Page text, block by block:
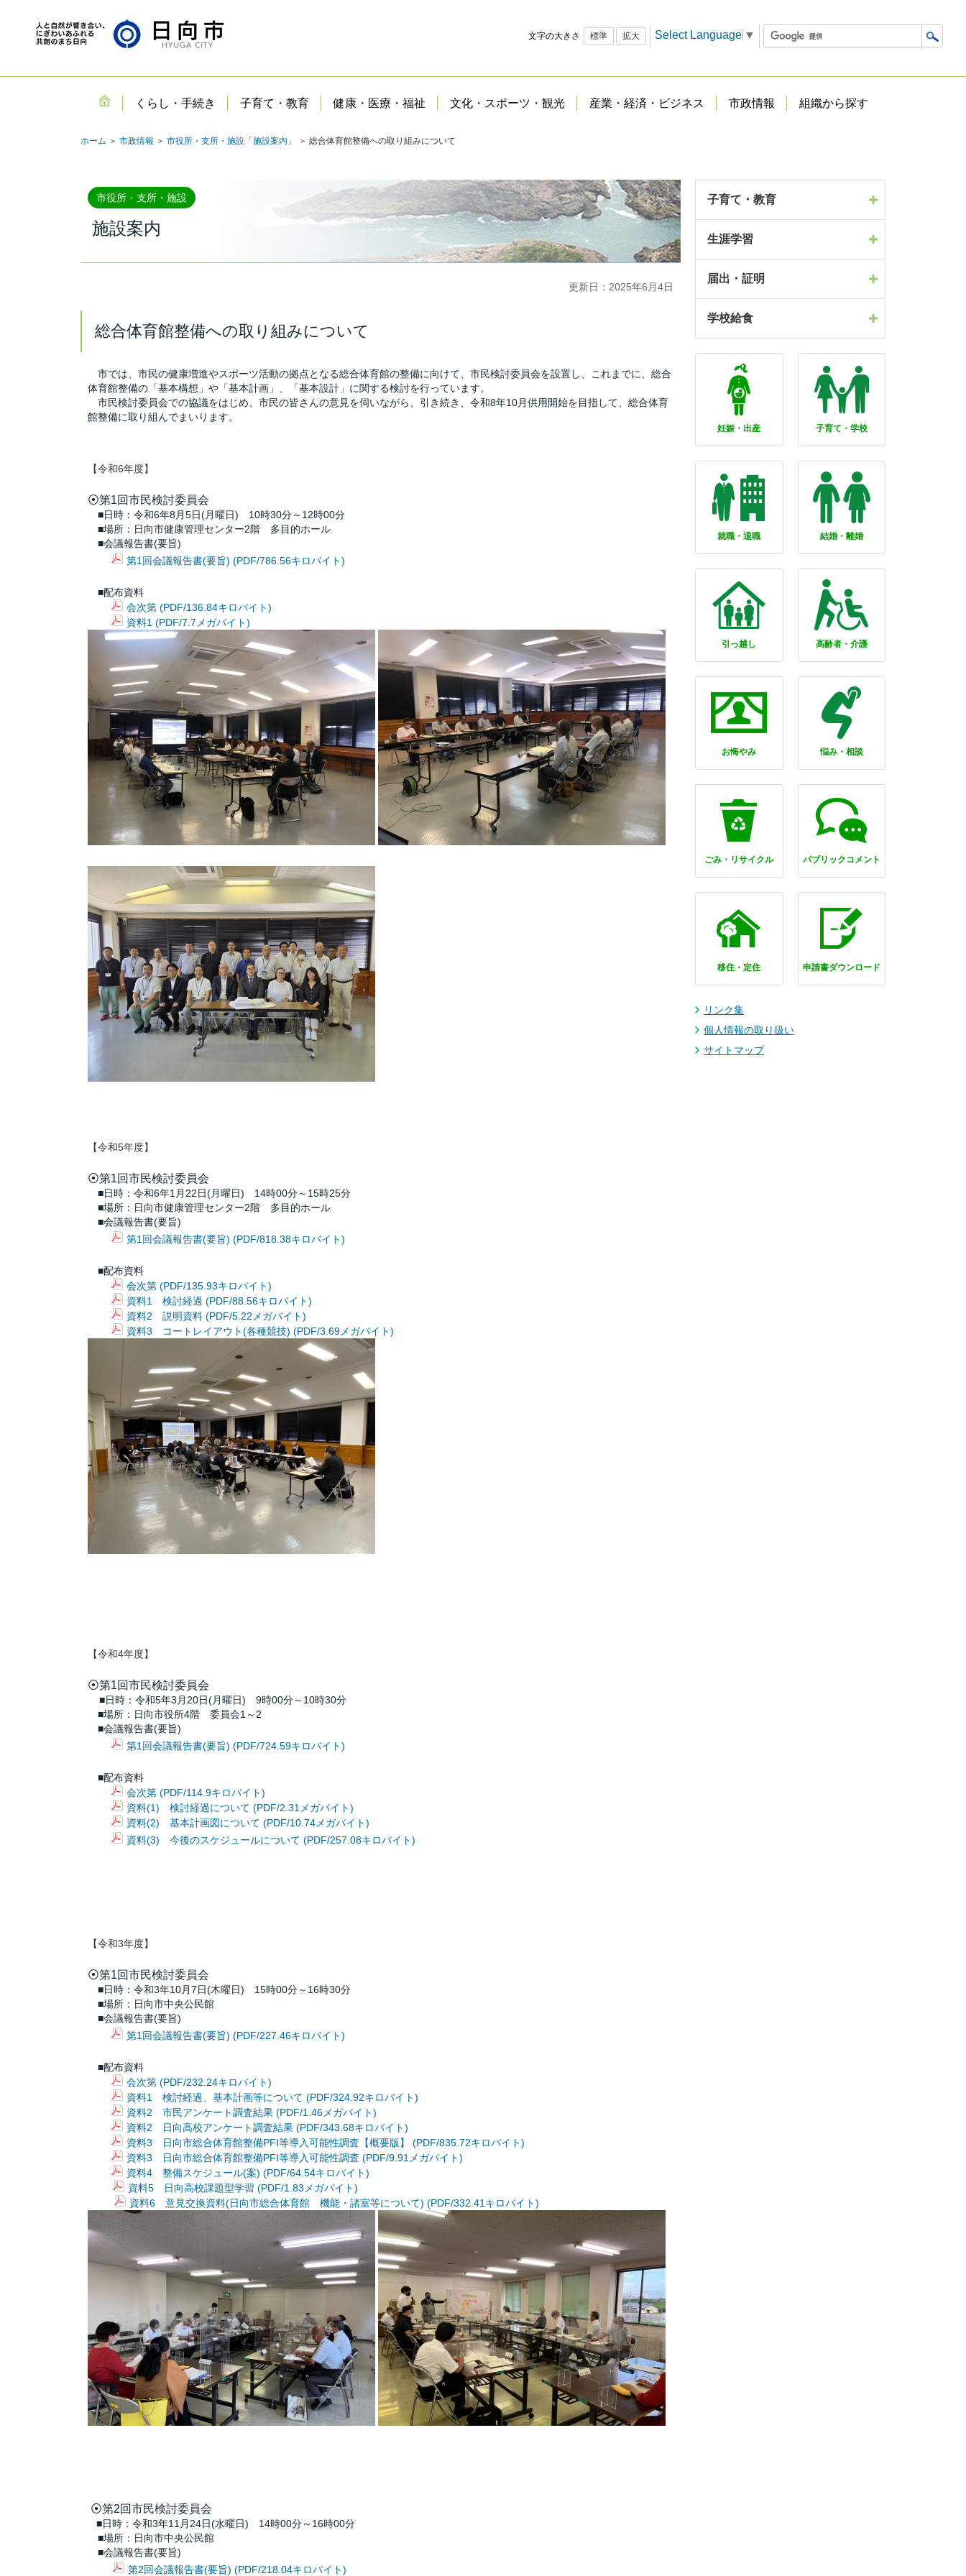
文字の大きさ 標準 拡大 Select Language ▼
くらし・手続き 子育て・教育 健康・医療・福祉 文化・スポーツ・観光 産業・経済・ビジネス 市政情報 組織から探す
ホーム ＞ 市政情報 ＞ 市役所・支所・施設「施設案内」 ＞ 総合体育館整備への取り組みについて
市役所・支所・施設
施設案内
更新日：2025年6月4日
総合体育館整備への取り組みについて
市では、市民の健康増進やスポーツ活動の拠点となる総合体育館の整備に向けて、市民検討委員会を設置し、これまでに、総合
体育館整備の「基本構想」や「基本計画」、「基本設計」に関する検討を行っています。
市民検討委員会での協議をはじめ、市民の皆さんの意見を伺いながら、引き続き、令和8年10月供用開始を目指して、総合体育
館整備に取り組んでまいります。
【令和6年度】
⦿第1回市民検討委員会
■日時：令和6年8月5日(月曜日) 10時30分～12時00分
■場所：日向市健康管理センター2階 多目的ホール
■会議報告書(要旨)
第1回会議報告書(要旨) (PDF/786.56キロバイト)
■配布資料
会次第 (PDF/136.84キロバイト)
資料1 (PDF/7.7メガバイト)
【令和5年度】
⦿第1回市民検討委員会
■日時：令和6年1月22日(月曜日) 14時00分～15時25分
■場所：日向市健康管理センター2階 多目的ホール
■会議報告書(要旨)
第1回会議報告書(要旨) (PDF/818.38キロバイト)
■配布資料
会次第 (PDF/135.93キロバイト)
資料1 検討経過 (PDF/88.56キロバイト)
資料2 説明資料 (PDF/5.22メガバイト)
資料3 コートレイアウト(各種競技) (PDF/3.69メガバイト)
【令和4年度】
⦿第1回市民検討委員会
■日時：令和5年3月20日(月曜日) 9時00分～10時30分
■場所：日向市役所4階 委員会1～2
■会議報告書(要旨)
第1回会議報告書(要旨) (PDF/724.59キロバイト)
■配布資料
会次第 (PDF/114.9キロバイト)
資料(1) 検討経過について (PDF/2.31メガバイト)
資料(2) 基本計画図について (PDF/10.74メガバイト)
資料(3) 今後のスケジュールについて (PDF/257.08キロバイト)
【令和3年度】
⦿第1回市民検討委員会
■日時：令和3年10月7日(木曜日) 15時00分～16時30分
■場所：日向市中央公民館
■会議報告書(要旨)
第1回会議報告書(要旨) (PDF/227.46キロバイト)
■配布資料
会次第 (PDF/232.24キロバイト)
資料1 検討経過、基本計画等について (PDF/324.92キロバイト)
資料2 市民アンケート調査結果 (PDF/1.46メガバイト)
資料2 日向高校アンケート調査結果 (PDF/343.68キロバイト)
資料3 日向市総合体育館整備PFI等導入可能性調査【概要版】 (PDF/835.72キロバイト)
資料3 日向市総合体育館整備PFI等導入可能性調査 (PDF/9.91メガバイト)
資料4 整備スケジュール(案) (PDF/64.54キロバイト)
資料5 日向高校課題型学習 (PDF/1.83メガバイト)
資料6 意見交換資料(日向市総合体育館 機能・諸室等について) (PDF/332.41キロバイト)
⦿第2回市民検討委員会
■日時：令和3年11月24日(水曜日) 14時00分～16時00分
■場所：日向市中央公民館
■会議報告書(要旨)
第2回会議報告書(要旨) (PDF/218.04キロバイト)
子育て・教育
生涯学習
届出・証明
学校給食
妊娠・出産 子育て・学校
就職・退職 結婚・離婚
引っ越し 高齢者・介護
お悔やみ 悩み・相談
ごみ・リサイクル パブリックコメント
移住・定住 申請書ダウンロード
リンク集
個人情報の取り扱い
サイトマップ